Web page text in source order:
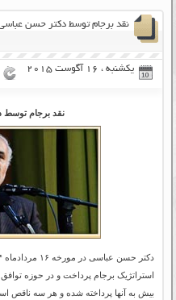
نقد برجام توسط دکتر حسن
یکشنبه ، 16 آگوست 2015
نقد برجام
بیش به آنها پرداخته شده و هر سه ناقص